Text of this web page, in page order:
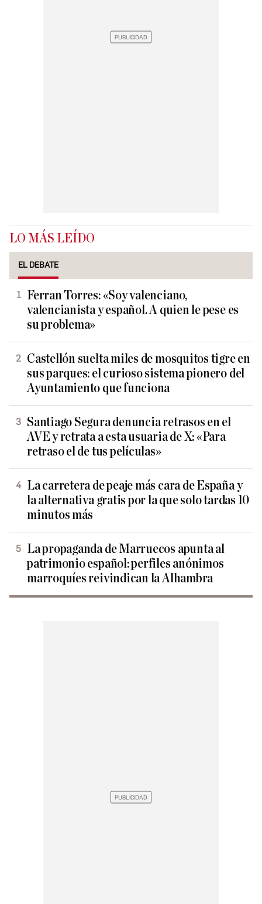
LO MÁS LEÍDO
EL DEBATE
Ferran Torres: «Soy valenciano,
valencianista y español. A quien le pese es
su problema»
Castellón suelta miles de mosquitos tigre en
sus parques: el curioso sistema pionero del
Ayuntamiento que funciona
Santiago Segura denuncia retrasos en el
AVE y retrata a esta usuaria de X: «Para
retraso el de tus películas»
La carretera de peaje más cara de España y
la alternativa gratis por la que solo tardas 10
minutos más
La propaganda de Marruecos apunta al
patrimonio español: perfiles anónimos
marroquíes reivindican la Alhambra